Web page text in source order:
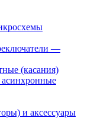
—
(касания)
и аксессуары